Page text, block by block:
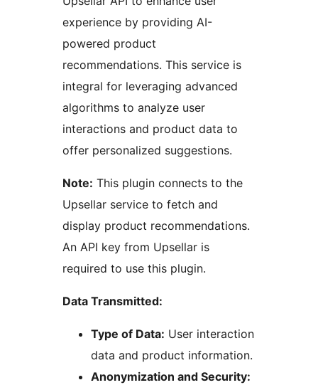
experience by providing AI-
powered product
recommendations. This service is
integral for leveraging advanced
algorithms to analyze user
interactions and product data to
offer personalized suggestions.
Note: This plugin connects to the
Upsellar service to fetch and
display product recommendations.
An API key from Upsellar is
required to use this plugin.
Data Transmitted:
Type of Data: User interaction
data and product information.
Anonymization and Security: